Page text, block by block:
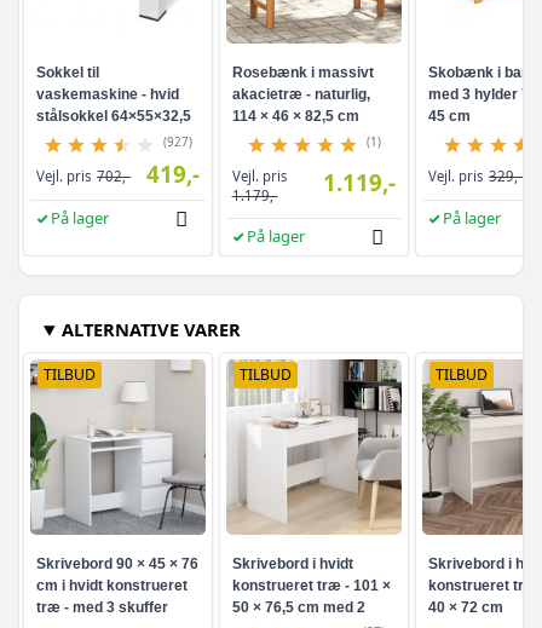
Sokkel til
vaskemaskine - hvid
stålsokkel 64×55×32,5
cm
(927)
Vejl. pris 702,- 419,-
På lager
Rosebænk i massivt
akacietræ - naturlig,
114 × 46 × 82,5 cm
(1)
Vejl. pris
1.179,-
1.119,-
På lager
Skobænk i
med 3 hylder 70
45 cm
Vejl. pris 329,-
På lager
ALTERNATIVE VARER
TILBUD
Skrivebord 90 × 45 × 76
cm i hvidt konstrueret
træ - med 3 skuffer
TILBUD
Skrivebord i hvidt
konstrueret træ - 101 ×
50 × 76,5 cm med 2
TILBUD
Skrivebord i
konstrueret træ
40 × 72 cm